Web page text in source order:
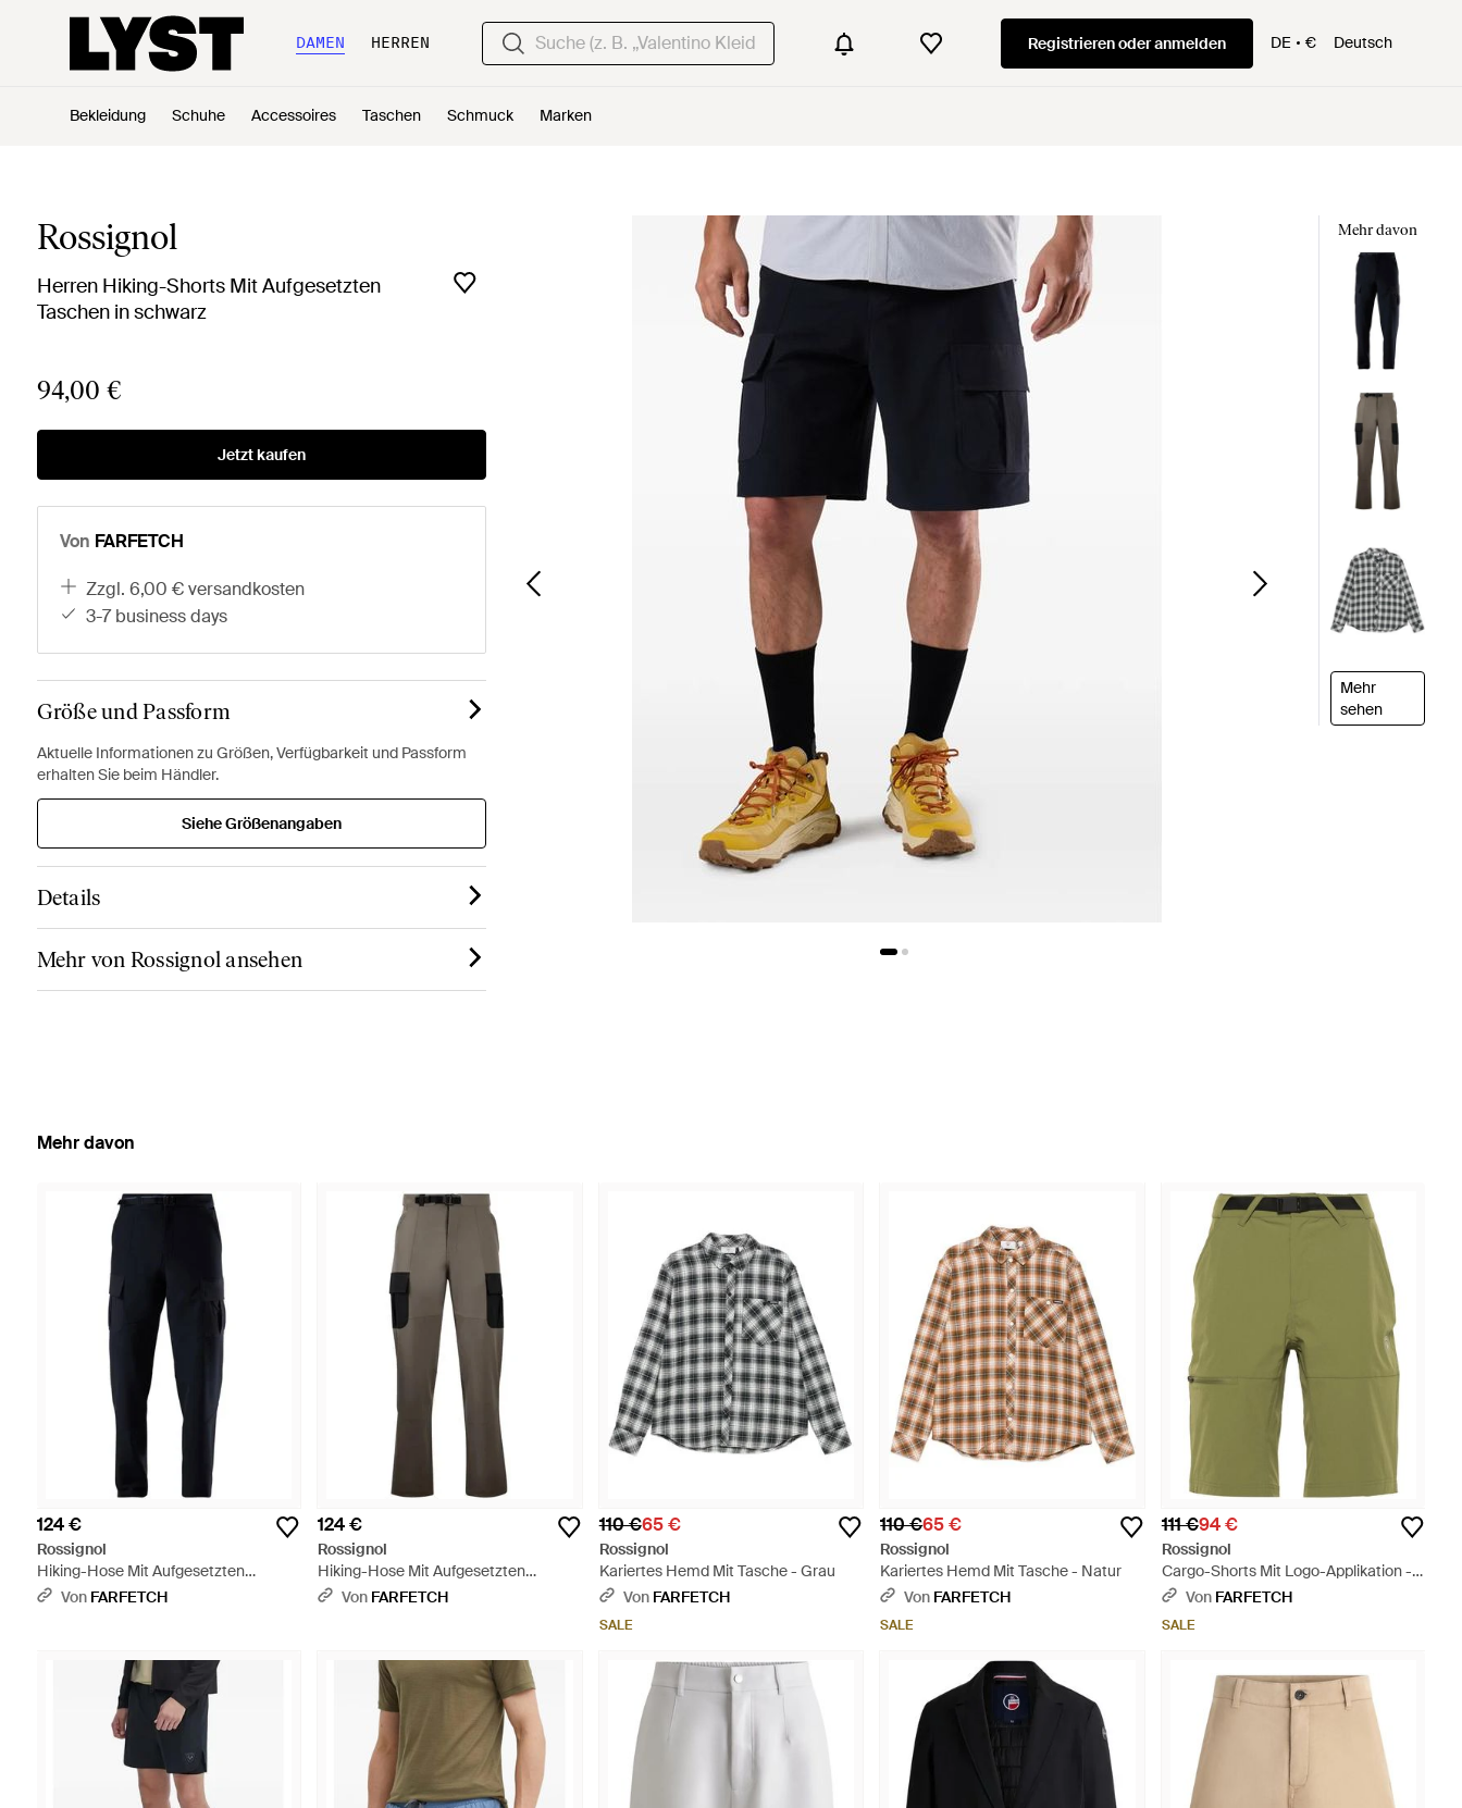
DAMEN HERREN Registrieren oder anmelden DE € Deutsch
Bekleidung Schuhe Accessoires Taschen Schmuck Marken
Rossignol
Herren Hiking-Shorts Mit Aufgesetzten
Taschen in schwarz
94,00 €
Jetzt kaufen
Von FARFETCH
zzgl. 6,00 € versandkosten
3-7 business days
Größe und Passform
Aktuelle Informationen zu Größen, Verfügbarkeit und Passform
erhalten Sie beim Händler.
Siehe Größenangaben
Details
Mehr von Rossignol ansehen
Mehr davon
Mehr
sehen
Mehr davon
124 €
Rossignol
Hiking-Hose Mit Aufgesetzten
Taschen - Blau
Von FARFETCH
124 €
Rossignol
Hiking-Hose Mit Aufgesetzten
Taschen - Grau
Von FARFETCH
110 €65 €
Rossignol
Kariertes Hemd Mit Tasche - Grau
Von FARFETCH
SALE
110 €65 €
Rossignol
Kariertes Hemd Mit Tasche - Natur
Von FARFETCH
SALE
111 €94 €
Rossignol
Cargo-Shorts Mit Logo-Applikation -
GrünVon FARFETCH
SALE